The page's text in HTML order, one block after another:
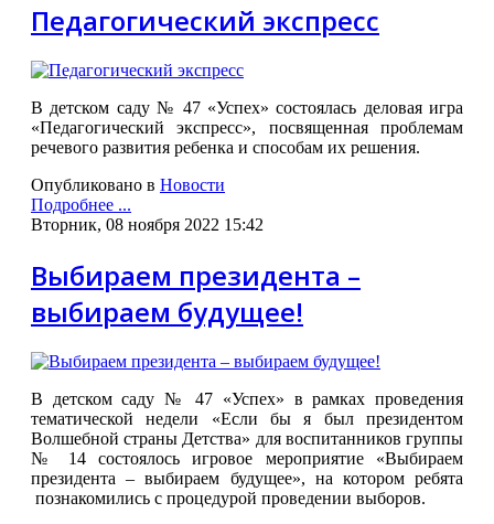
Педагогический экспресс
В детском саду № 47 «Успех» состоялась деловая игра
«Педагогический экспресс», посвященная проблемам
речевого развития ребенка и способам их решения.
Опубликовано в Новости
Подробнее ...
Вторник, 08 ноября 2022 15:42
Выбираем президента –
выбираем будущее!
В детском саду № 47 «Успех» в рамках проведения
тематической недели «Если бы я был президентом
Волшебной страны Детства» для воспитанников группы
№ 14 состоялось игровое мероприятие «Выбираем
президента – выбираем будущее», на котором ребята
познакомились с процедурой проведении выборов.